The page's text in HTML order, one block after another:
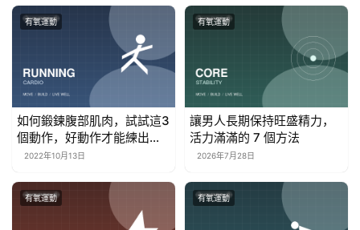
有氧運動
如何鍛鍊腹部肌肉，試試這3
個動作，好動作才能練出腹
肌2022年10月13日
有氧運動
讓男人長期保持旺盛精力，
活力滿滿的 7 個方法
2026年7月28日
有氧運動 有氧運動